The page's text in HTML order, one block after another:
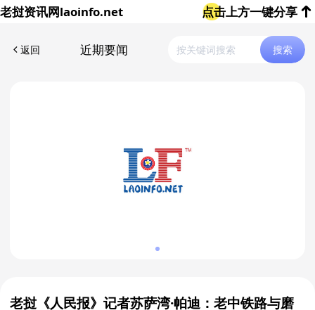
老挝资讯网laoinfo.net 点击上方一键分享
返回 近期要闻 搜索
老挝《人民报》记者苏萨湾·帕迪：老中铁路与磨